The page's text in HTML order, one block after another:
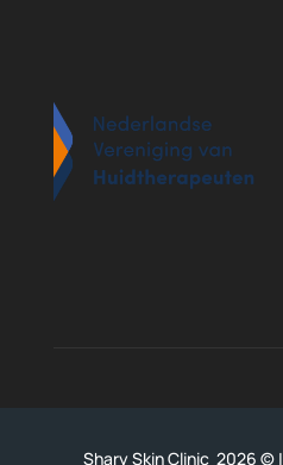
Shary Skin Clinic 2026 © |